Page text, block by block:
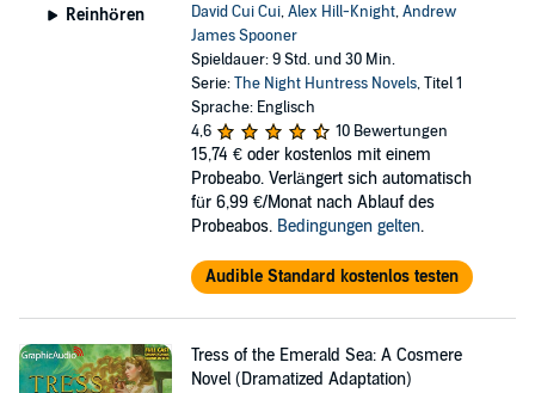
Reinhören
David Cui Cui,Alex Hill-Knight,Andrew
James Spooner
Spieldauer: 9 Std. und 30 Min.
Serie:The Night Huntress Novels, Titel 1
Sprache: Englisch
4,6
10 Bewertungen
15,74 € oder kostenlos mit einem
Probeabo. Verlängert sich automatisch
für 6,99 €/Monat nach Ablauf des
Probeabos. Bedingungen gelten.
Audible Standard kostenlos testen
Tress of the Emerald Sea: A Cosmere
Novel (Dramatized Adaptation)